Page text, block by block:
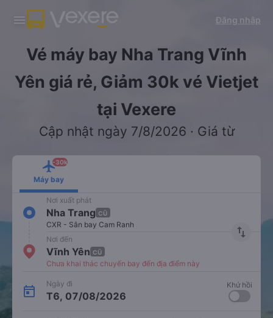
Tải app Vexere ngay!
Nhận ưu đãi thành viên độc
Mở app
Tải app Vexere
-30k/ghế khi đặt vé máy bay qua
Mở app
Đăng nhập
Vé máy bay Nha Trang Vĩnh
Yên giá rẻ, Giảm 30k vé Vietjet
tại Vexere
Cập nhật ngày 7/8/2026 · Giá từ
Máy bay
-30k
Nơi xuất phát
Nha Trang CŨ
CXR - Sân bay Cam Ranh
import_export
Nơi đến
Vĩnh Yên CŨ
Chưa khai thác chuyến bay đến địa điểm này
Ngày đi
T6, 07/08/2026
Khứ hồi